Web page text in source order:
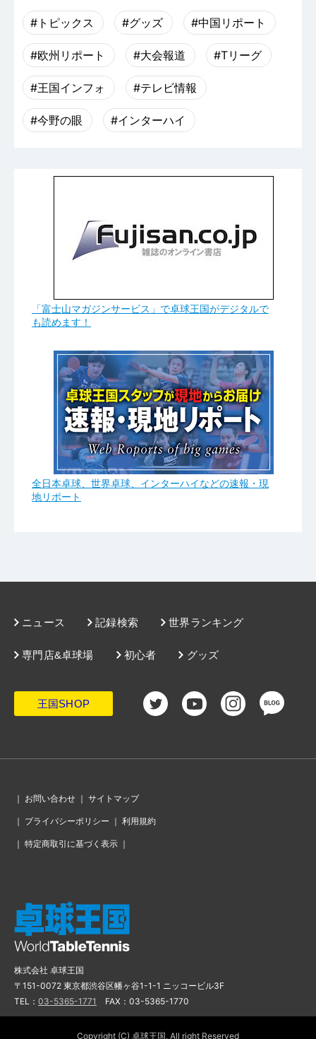
#トピックス #グッズ #中国リポート
#欧州リポート #大会報道 #Tリーグ
#王国インフォ #テレビ情報
#今野の眼 #インターハイ
「富士山マガジンサービス」で卓球王国がデジタルで
も読めます！
全日本卓球、世界卓球、インターハイなどの速報・現
地リポート
ニュース 記録検索 世界ランキング
グッズ
専門店&卓球場 初心者
王国SHOP
｜ お問い合わせ ｜ サイトマップ
｜ プライバシーポリシー ｜ 利用規約
｜ 特定商取引に基づく表示 ｜
株式会社 卓球王国
〒151-0072 東京都渋谷区幡ヶ谷1-1-1 ニッコービル3F
TEL： 03-5365-1771 FAX：03-5365-1770
Copyright (C) 卓球王国, All right Reserved